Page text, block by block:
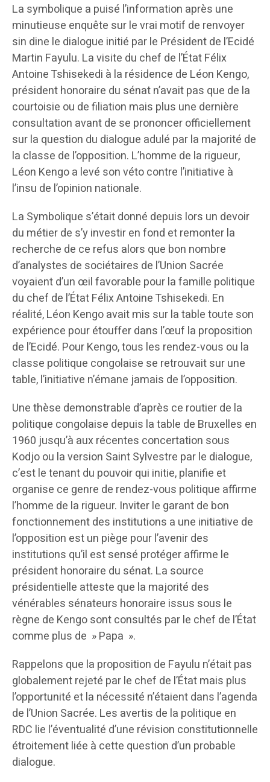
La symbolique a puisé l’information après une
minutieuse enquête sur le vrai motif de renvoyer
sin dine le dialogue initié par le Président de l’Ecidé
Martin Fayulu. La visite du chef de l’État Félix
Antoine Tshisekedi à la résidence de Léon Kengo,
président honoraire du sénat n’avait pas que de la
courtoisie ou de filiation mais plus une dernière
consultation avant de se prononcer officiellement
sur la question du dialogue adulé par la majorité de
la classe de l’opposition. L’homme de la rigueur,
Léon Kengo a levé son véto contre l’initiative à
l’insu de l’opinion nationale.
La Symbolique s’était donné depuis lors un devoir
du métier de s’y investir en fond et remonter la
recherche de ce refus alors que bon nombre
d’analystes de sociétaires de l’Union Sacrée
voyaient d’un œil favorable pour la famille politique
du chef de l’État Félix Antoine Tshisekedi. En
réalité, Léon Kengo avait mis sur la table toute son
expérience pour étouffer dans l’œuf la proposition
de l’Ecidé. Pour Kengo, tous les rendez-vous ou la
classe politique congolaise se retrouvait sur une
table, l’initiative n’émane jamais de l’opposition.
Une thèse demonstrable d’après ce routier de la
politique congolaise depuis la table de Bruxelles en
1960 jusqu’à aux récentes concertation sous
Kodjo ou la version Saint Sylvestre par le dialogue,
c’est le tenant du pouvoir qui initie, planifie et
organise ce genre de rendez-vous politique affirme
l’homme de la rigueur. Inviter le garant de bon
fonctionnement des institutions a une initiative de
l’opposition est un piège pour l’avenir des
institutions qu’il est sensé protéger affirme le
président honoraire du sénat. La source
présidentielle atteste que la majorité des
vénérables sénateurs honoraire issus sous le
règne de Kengo sont consultés par le chef de l’État
comme plus de » Papa ».
Rappelons que la proposition de Fayulu n’était pas
globalement rejeté par le chef de l’État mais plus
l’opportunité et la nécessité n’étaient dans l’agenda
de l’Union Sacrée. Les avertis de la politique en
RDC lie l’éventualité d’une révision constitutionnelle
étroitement liée à cette question d’un probable
dialogue.